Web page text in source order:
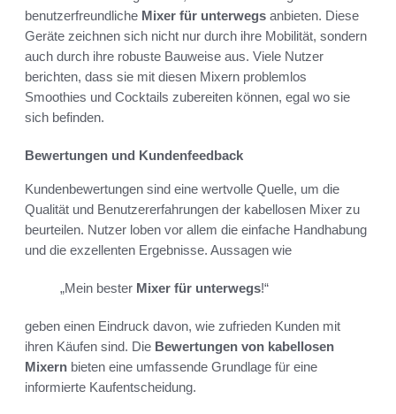
benutzerfreundliche Mixer für unterwegs anbieten. Diese
Geräte zeichnen sich nicht nur durch ihre Mobilität, sondern
auch durch ihre robuste Bauweise aus. Viele Nutzer
berichten, dass sie mit diesen Mixern problemlos
Smoothies und Cocktails zubereiten können, egal wo sie
sich befinden.
Bewertungen und Kundenfeedback
Kundenbewertungen sind eine wertvolle Quelle, um die
Qualität und Benutzererfahrungen der kabellosen Mixer zu
beurteilen. Nutzer loben vor allem die einfache Handhabung
und die exzellenten Ergebnisse. Aussagen wie
„Mein bester Mixer für unterwegs!“
geben einen Eindruck davon, wie zufrieden Kunden mit
ihren Käufen sind. Die Bewertungen von kabellosen
Mixern bieten eine umfassende Grundlage für eine
informierte Kaufentscheidung.